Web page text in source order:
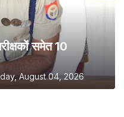
समेत 10
August 04, 2026